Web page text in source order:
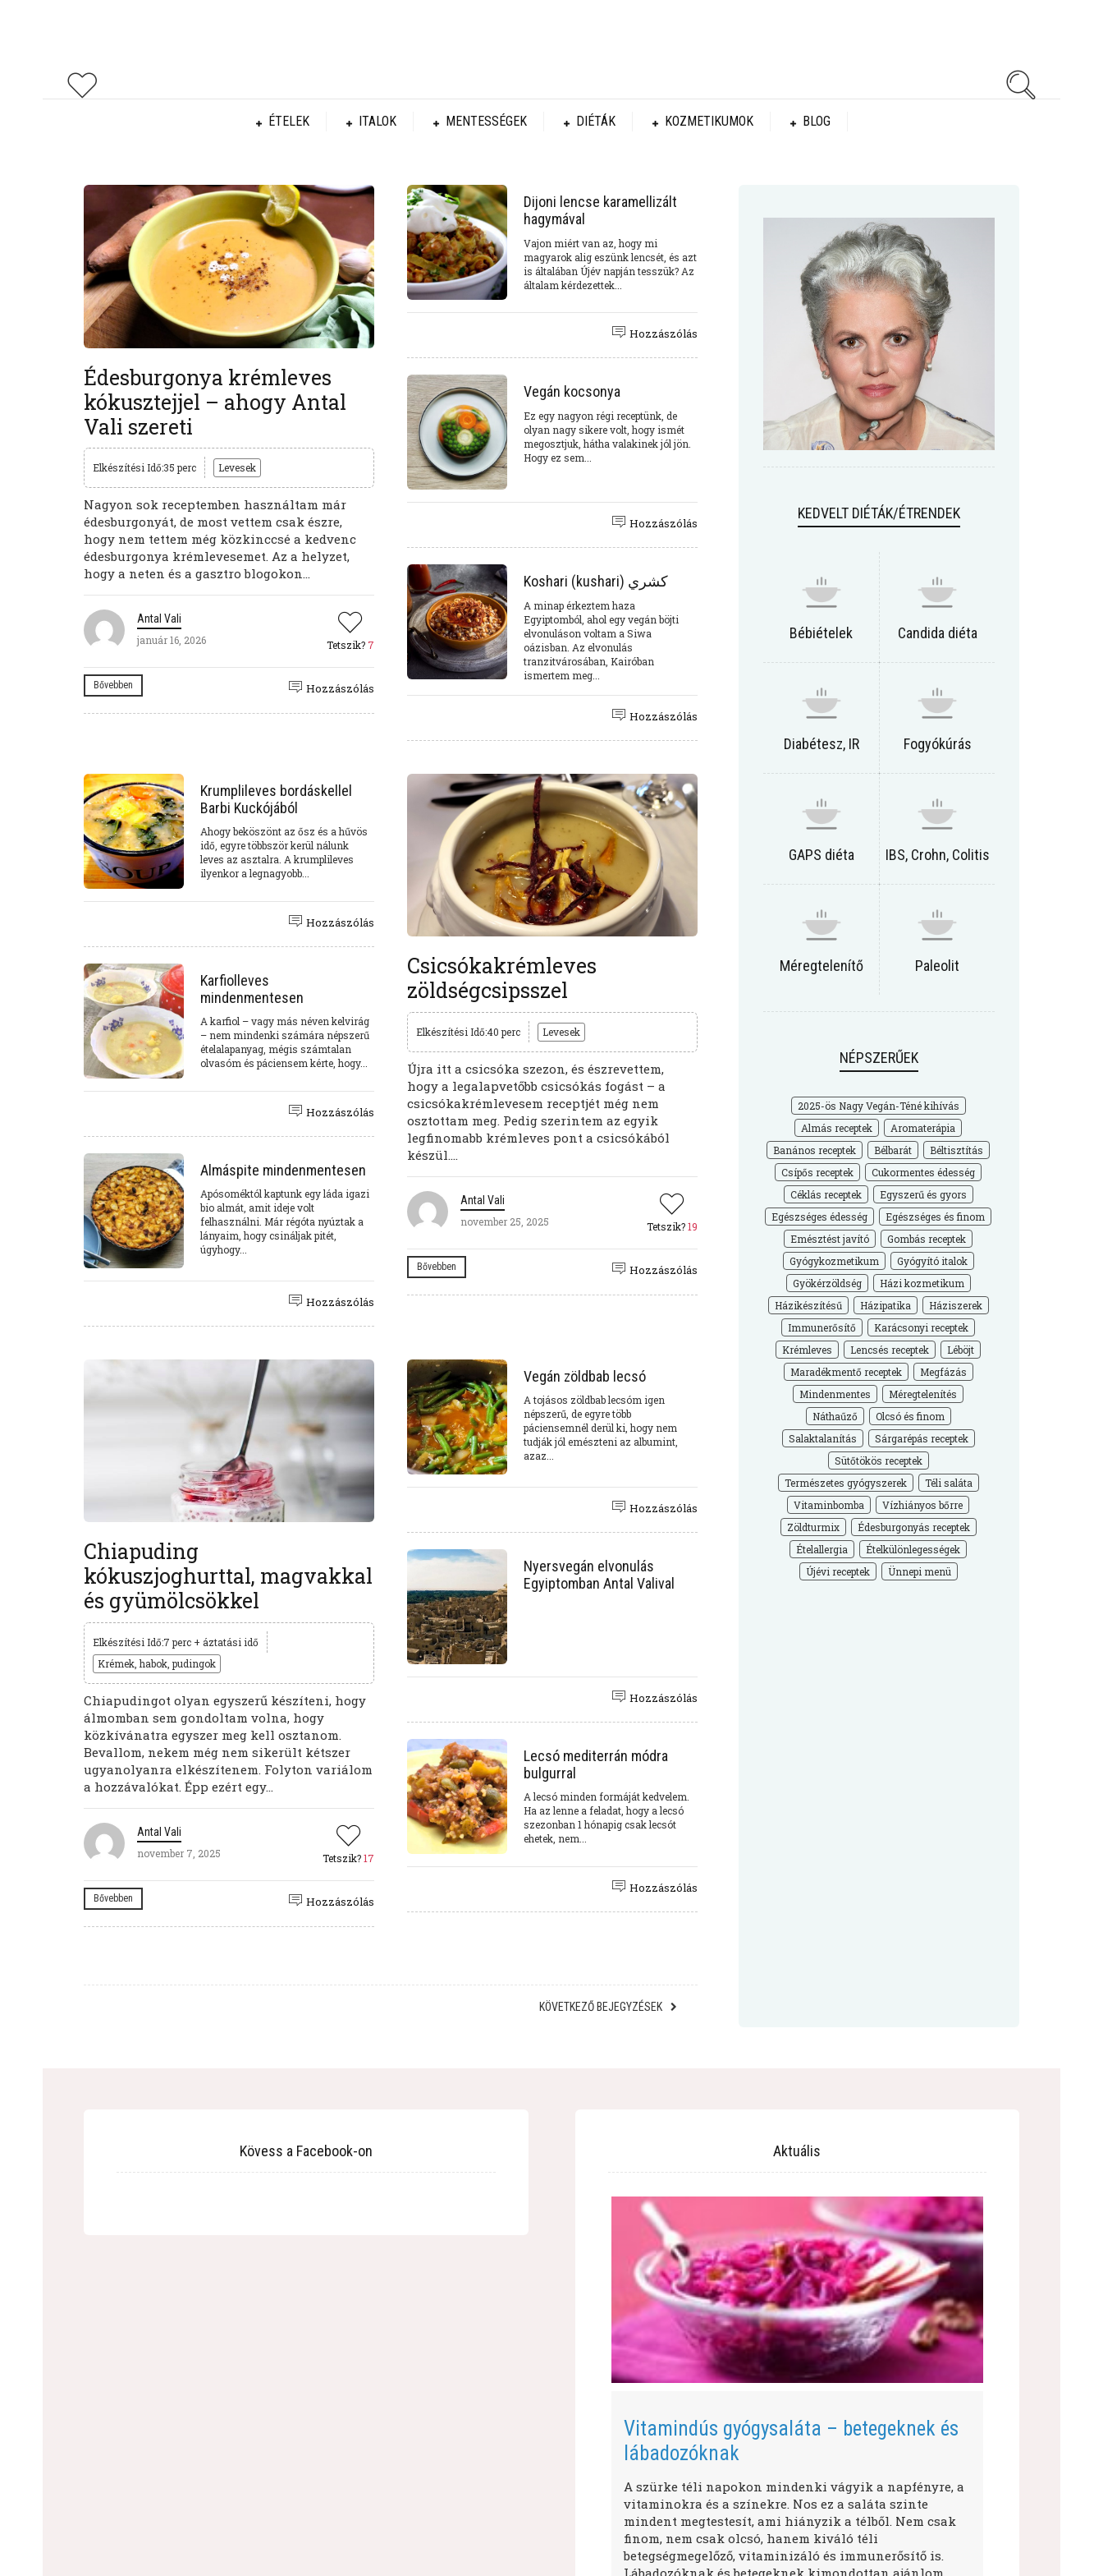
ÉTELEK ITALOK MENTESSÉGEK DIÉTÁK KOZMETIKUMOK BLOG
Édesburgonya krémleves
kókusztejjel – ahogy Antal
Vali szereti
Elkészítési Idő:35 perc Levesek
Nagyon sok receptemben használtam már
édesburgonyát, de most vettem csak észre,
hogy nem tettem még közkinccsé a kedvenc
édesburgonya krémlevesemet. Az a helyzet,
hogy a neten és a gasztro blogokon...
Antal Vali
január 16, 2026
Tetszik? 7
Bővebben Hozzászólás
Dijoni lencse karamellizált
hagymával
Vajon miért van az, hogy mi
magyarok alig eszünk lencsét, és azt
is általában Újév napján tesszük? Az
általam kérdezettek...
Hozzászólás
Vegán kocsonya
Ez egy nagyon régi receptünk, de
olyan nagy sikere volt, hogy ismét
megosztjuk, hátha valakinek jól jön.
Hogy ez sem...
Hozzászólás
Koshari (kushari) كشري
A minap érkeztem haza
Egyiptomból, ahol egy vegán böjti
elvonuláson voltam a Siwa
oázisban. Az elvonulás
tranzitvárosában, Kairóban
ismertem meg...
Hozzászólás
Krumplileves bordáskellel
Barbi Kuckójából
Ahogy beköszönt az ősz és a hűvös
idő, egyre többször kerül nálunk
leves az asztalra. A krumplileves
ilyenkor a legnagyobb...
Hozzászólás
Karfiolleves
mindenmentesen
A karfiol – vagy más néven kelvirág
– nem mindenki számára népszerű
ételalapanyag, mégis számtalan
olvasóm és páciensem kérte, hogy...
Hozzászólás
Almáspite mindenmentesen
Apósoméktól kaptunk egy láda igazi
bio almát, amit ideje volt
felhasználni. Már régóta nyúztak a
lányaim, hogy csináljak pitét,
úgyhogy...
Hozzászólás
Csicsókakrémleves
zöldségcsipsszel
Elkészítési Idő:40 perc Levesek
Újra itt a csicsóka szezon, és észrevettem,
hogy a legalapvetőbb csicsókás fogást – a
csicsókakrémlevesem receptjét még nem
osztottam meg. Pedig szerintem az egyik
legfinomabb krémleves pont a csicsókából
készül....
Antal Vali
november 25, 2025
Tetszik?19
Bővebben Hozzászólás
Chiapuding
kókuszjoghurttal, magvakkal
és gyümölcsökkel
Elkészítési Idő:7 perc + áztatási idő
Krémek, habok, pudingok
Chiapudingot olyan egyszerű készíteni, hogy
álmomban sem gondoltam volna, hogy
közkívánatra egyszer meg kell osztanom.
Bevallom, nekem még nem sikerült kétszer
ugyanolyanra elkészítenem. Folyton variálom
a hozzávalókat. Épp ezért egy...
Antal Vali
november 7, 2025
Tetszik?17
Bővebben Hozzászólás
Vegán zöldbab lecsó
A tojásos zöldbab lecsóm igen
népszerű, de egyre több
páciensemnél derül ki, hogy nem
tudják jól emészteni az albumint,
azaz...
Hozzászólás
Nyersvegán elvonulás
Egyiptomban Antal Valival
Hozzászólás
Lecsó mediterrán módra
bulgurral
A lecsó minden formáját kedvelem.
Ha az lenne a feladat, hogy a lecsó
szezonban 1 hónapig csak lecsót
ehetek, nem...
Hozzászólás
KÖVETKEZŐ BEJEGYZÉSEK
KEDVELT DIÉTÁK/ÉTRENDEK
Bébiételek Candida diéta
Diabétesz, IR Fogyókúrás
GAPS diéta IBS, Crohn, Colitis
Méregtelenítő Paleolit
NÉPSZERŰEK
2025-ös Nagy Vegán-Téné kihívás
Almás receptek
Aromaterápia
Banános receptek
Bélbarát
Béltisztítás
Csípős receptek
Cukormentes édesség
Céklás receptek
Egyszerű és gyors
Egészséges édesség
Egészséges és finom
Emésztést javító
Gombás receptek
Gyógykozmetikum
Gyógyító italok
Gyökérzöldség
Házi kozmetikum
Házikészítésű
Házipatika
Háziszerek
Immunerősítő
Karácsonyi receptek
Krémleves
Lencsés receptek
Léböjt
Maradékmentő receptek
Megfázás
Mindenmentes
Méregtelenítés
Náthaűző
Olcsó és finom
Salaktalanítás
Sárgarépás receptek
Sütőtökös receptek
Természetes gyógyszerek
Téli saláta
Vitaminbomba
Vízhiányos bőrre
Zöldturmix
Édesburgonyás receptek
Ételallergia
Ételkülönlegességek
Újévi receptek
Ünnepi menü
Kövess a Facebook-on Aktuális
Vitamindús gyógysaláta – betegeknek és
lábadozóknak
A szürke téli napokon mindenki vágyik a napfényre, a
vitaminokra és a színekre. Nos ez a saláta szinte
mindent megtestesít, ami hiányzik a télből. Nem csak
finom, nem csak olcsó, hanem kiváló téli
betegségmegelőző, vitaminizáló és immunerősítő is.
Lábadozóknak és betegeknek kimondottan ajánlom,